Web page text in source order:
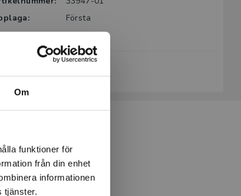
Om
funktioner för
från din enhet
informationen
tjänster.
Första
128
och leveransvillkor